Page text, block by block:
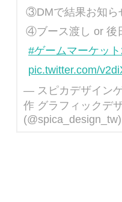
③DMで結果お知ら
④ブース渡し or 後
#ゲームマーケッ
pic.twitter.com/
— スピカデザイン
作 グラフィックデ
(@spica_design_tw)